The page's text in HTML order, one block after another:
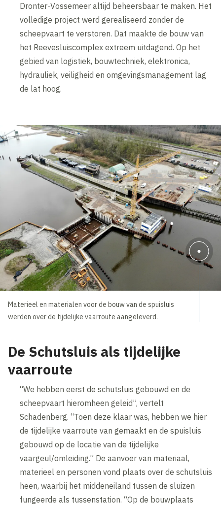
Dronter-Vossemeer altijd beheersbaar te maken. Het
volledige project werd gerealiseerd zonder de
scheepvaart te verstoren. Dat maakte de bouw van
het Reevesluiscomplex extreem uitdagend. Op het
gebied van logistiek, bouwtechniek, elektronica,
hydrauliek, veiligheid en omgevingsmanagement lag
de lat hoog.
Materieel en materialen voor de bouw van de spuisluis
werden over de tijdelijke vaarroute aangeleverd.
De Schutsluis als tijdelijke
vaarroute
“We hebben eerst de schutsluis gebouwd en de
scheepvaart hieromheen geleid”, vertelt
Schadenberg. “Toen deze klaar was, hebben we hier
de tijdelijke vaarroute van gemaakt en de spuisluis
gebouwd op de locatie van de tijdelijke
vaargeul/omleiding.” De aanvoer van materiaal,
materieel en personen vond plaats over de schutsluis
heen, waarbij het middeneiland tussen de sluizen
fungeerde als tussenstation. “Op de bouwplaats